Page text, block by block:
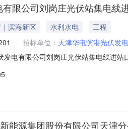
限公司刘岗庄光伏站集电线
滨海新区 水利水电
工程
招标单位： 天津华电滨港光伏发
发电有限公司刘岗庄光伏站集电线进
筑工程有限公司八、采购清单序号采
目9
能源集团股份有限公司天津